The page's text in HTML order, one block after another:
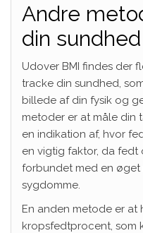
Andre
din sundhed
Udover BMI findes der
tracke din sundhed,
billede af din fysik og
metoder er at måle din
en indikation af, hvor
en vigtig faktor, da fedt
forbundet med en øget
sygdomme.
En anden metode er at
kropsfedtprocent, som